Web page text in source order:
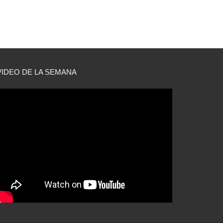
DE LA SEMANA